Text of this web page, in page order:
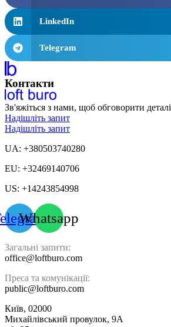
LinkedIn
Telegram
Контакти
Зв'яжіться з нами, щоб обговорити деталі
Надішліть запит
Надішліть запит
UA: +380503740280
EU: +32469140706
US: +14243854998
Whatsapp
Загальні запити:
office@loftburo.com
Преса та комунікації:
public@loftburo.com
Київ, 02000
Михайлівський провулок, 9А